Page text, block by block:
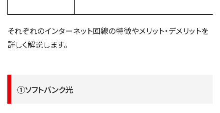
それぞれのインターネット回線の特徴やメリット・デメリットを
詳しく解説します。
①ソフトバンク光